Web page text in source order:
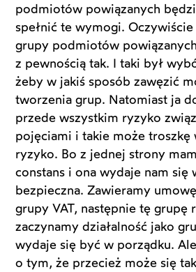
podmiotów powiązanych
spełnić te wymogi.
grupy podmiotów
z pewnością tak. I taki był
żeby w jakiś sposób zawęzić
tworzenia grup. Natomiast ja
przede wszystkim ryzyko
pojęciami i takie może troszkę
ryzyko. Bo z jednej strony
constans i ona wydaje nam się
bezpieczna. Zawieramy
grupy VAT, następnie tę grupę
zaczynamy działalność jako
wydaje się być w porządku.
o tym, że przecież może się